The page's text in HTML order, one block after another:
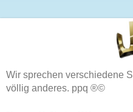
Wir sprechen verschiedene
völlig anderes. ppq ®©